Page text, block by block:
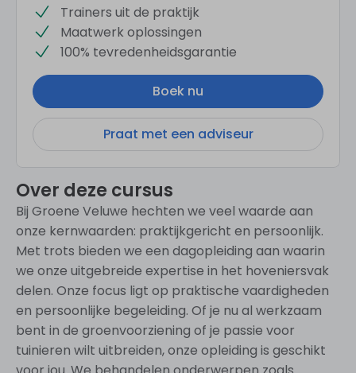
Trainers uit de praktijk
Maatwerk oplossingen
100% tevredenheidsgarantie
Boek nu
Praat met een adviseur
Over deze cursus
Bij Groene Veluwe hechten we veel waarde aan
onze kernwaarden: praktijkgericht en persoonlijk.
Met trots bieden we een dagopleiding aan waarin
we onze uitgebreide expertise in het hoveniersvak
delen. Onze focus ligt op praktische vaardigheden
en persoonlijke begeleiding. Of je nu al werkzaam
bent in de groenvoorziening of je passie voor
tuinieren wilt uitbreiden, onze opleiding is geschikt